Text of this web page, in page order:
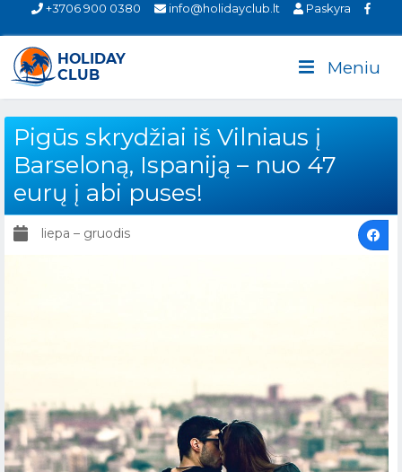
+3706 900 0380 info@holidayclub.lt Paskyra
Meniu
Pigūs skrydžiai iš Vilniaus į
Barseloną, Ispaniją – nuo 47
eurų į abi puses!
liepa – gruodis